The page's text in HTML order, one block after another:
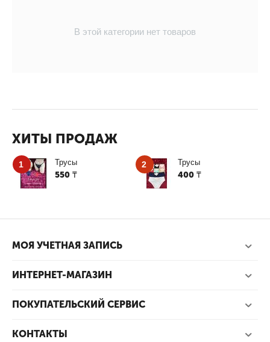
В этой категории нет товаров
ХИТЫ ПРОДАЖ
1 Трусы
550 ₸
2 Трусы
400 ₸
МОЯ УЧЕТНАЯ ЗАПИСЬ
ИНТЕРНЕТ-МАГАЗИН
ПОКУПАТЕЛЬСКИЙ СЕРВИС
КОНТАКТЫ